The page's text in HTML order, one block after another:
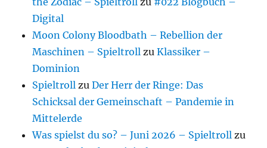
Digital
Moon Colony Bloodbath – Rebellion der
Maschinen – Spieltroll zuKlassiker –
Dominion
Spieltroll zuDer Herr der Ringe: Das
Schicksal der Gemeinschaft – Pandemie in
Mittelerde
Was spielst du so? – Juni 2026 – Spieltroll zu